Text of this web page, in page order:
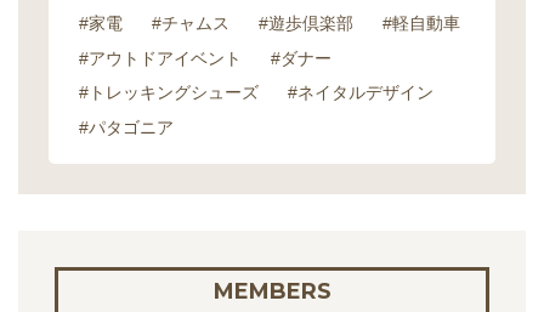
#家電 #チャムス #遊歩倶楽部
#軽自動車
#アウトドアイベント
#ダナー
#トレッキングシューズ
#ネイタルデザイン
#パタゴニア
MEMBERS